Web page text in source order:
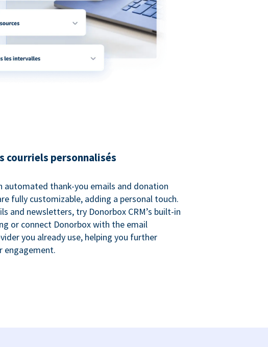
courriels personnalisés
automated thank-you emails and donation
fully customizable, adding a personal touch.
and newsletters, try Donorbox CRM’s built-in
or connect Donorbox with the email
you already use, helping you further
engagement.